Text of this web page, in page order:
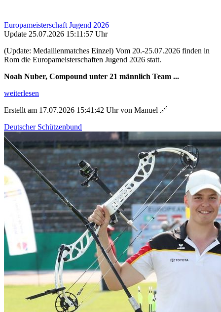
Europameisterschaft Jugend 2026
Update 25.07.2026 15:11:57 Uhr
(Update: Medaillenmatches Einzel) Vom 20.-25.07.2026 finden in
Rom die Europameisterschaften Jugend 2026 statt.
Noah Nuber, Compound unter 21 männlich Team ...
weiterlesen
Erstellt am 17.07.2026 15:41:42 Uhr von Manuel 🔗
Deutscher Schützenbund